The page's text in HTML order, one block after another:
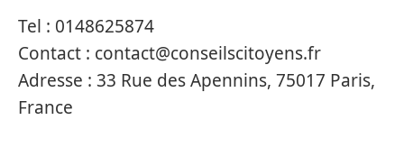
Tel : 0148625874
Contact : contact@conseilscitoyens.fr
Adresse : 33 Rue des Apennins, 75017 Paris,
France